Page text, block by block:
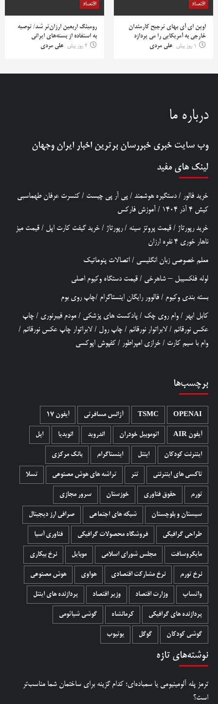
اقتصاد
اوپن ای آی بهای ترجیح کارمندان
خارجی به آمریکایی را می پردازد
1 روز پیش
علی مردی
اقتصاد
رومینگ اربعین ارزان‌تر شد/ توصیه
به استفاده از بسته‌های ایرانی
2 روز پیش
علی مردی
درباره ما
وب سایت خبری خبررسان برترین اخبار ایران وجهان
لینک های مفید
خرید فالور / دستگیره هوشمند / پی آر پی چیست / کنسرت عرفان طهماسبی
کیش 4 آذر 1404
/ آموزش فارکس
خرید رپورتاژ / قیمت پروتز سینه /رپورتاژ / خرید گیفت کارت اپل / قیمت میز
ناهار خوری 4 نفره ارزان
معلم خصوصی زبان انگلیسی / اتصالات پنوماتیک
لوله فلکسیبل – شاهرخی / قیمت دستگاه وکیوم اصلی
بسته بندی وکیوم / فالوور رایگان اینستاگرام /چاپ روی بوم
کابل ابهر / وام روی چک / پادکست های پزشکی / مودم فیبرنوری / چاپ
عکس نورقائم / لابراتوار نورقائم / چاپ رول / لابراتوار چاپ عکس نورقائم /
وام با سیم کارت / خرازی امپراطور / کفپوش اپوکسی
برچسب‌ها
OPENAI
TSMC آژانس مسافرتی آیفون 17
آیفون AIR اتوموبیل خودران اندروید انویدیا اپل
اینترنت کودکان اینتل اینستاگرام بانک مرکزی
تاکسی های اینترنتی تتر تراشه های هوش مصنوعی تسلا
تورم حقوق فناوری خوزستان سرور مجازی
سیستان و بلوچستان شبکه های اجتماعی صرافی ارز دیجیتال
طراحی گرافیکی فروشگاه محصولات گرافيکی فناوری آسیا
مایکروسافت مجلس شورای اسلامی موبایل نرخ بیکاری
نرخ تورم نرخ مشارکت اقتصادی هواوی هوش مصنوعی
واتساپ وزارت اقتصاد وزیر اقتصاد پردازنده های اینتل
پردازنده های گرافیکی کرمانشاه گوشی شیائومی
گوشی کودکان گوگل یوتیوب
نوشته‌های تازه
ترمز پله آلومینیومی یا سمباده‌ای؛ کدام گزینه برای ساختمان شما مناسب‌تر
است؟